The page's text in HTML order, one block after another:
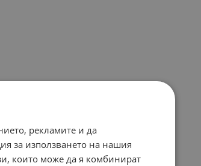
рекламите и да
за използването на нашия
които може да я комбинират